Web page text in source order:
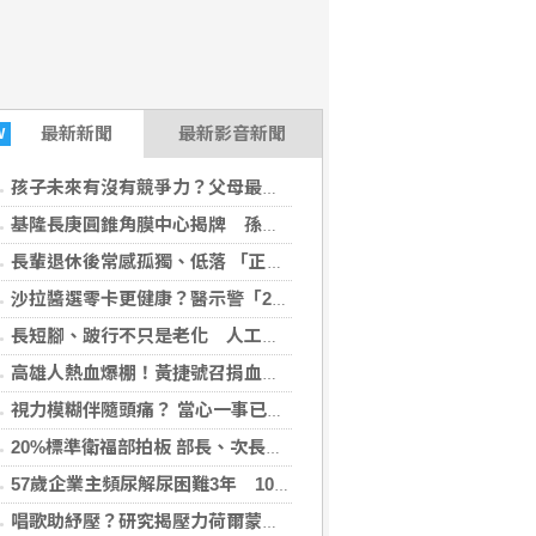
最新新聞 最新影音新聞
孩子未來有沒有競爭力？父母最該做的是這件事
基隆長庚圓錐角膜中心揭牌 孫啟欽與跨科團隊建立東北角青壯年角膜疾病跨科照護機制
長輩退休後常感孤獨、低落 「正念社會處方箋」找回生活樂趣
沙拉醬選零卡更健康？醫示警「2成分」恐傷腸道菌相 小心糖尿病
長短腳、跛行不只是老化 人工髖關節手術評估助降臥床風險
高雄人熱血爆棚！黃捷號召捐血救血荒 賴瑞隆：不用披風也能當英雄
視力模糊伴隨頭痛？ 當心一事已引爆「青光眼」
20%標準衛福部拍板 部長、次長都說會負責
57歲企業主頻尿解尿困難3年 10分鐘攝護腺拉提手術改善
唱歌助紓壓？研究揭壓力荷爾蒙降 推測對免疫功能、大腦健康有潛在益處